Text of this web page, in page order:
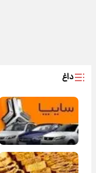
داغ